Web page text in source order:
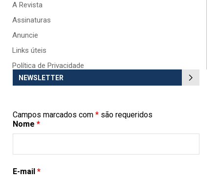
A Revista
Assinaturas
Anuncie
Links úteis
Política de Privacidade
NEWSLETTER
Campos marcados com * são requeridos
Nome *
E-mail *